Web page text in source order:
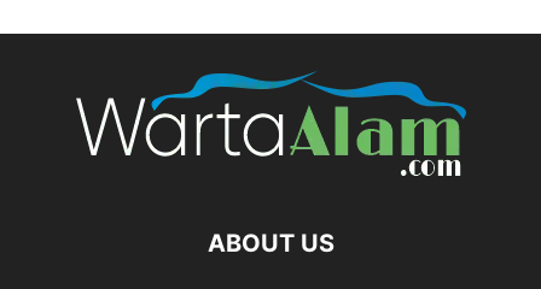
ABOUT US